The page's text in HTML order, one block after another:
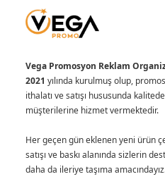
Vega Promosyon Reklam
2021 yılında kurulmuş olup,
ithalatı ve satışı hususunda
müşterilerine hizmet vermektedir.
Her geçen gün eklenen yeni ürün
satışı ve baskı alanında sizlerin
daha da ileriye taşıma